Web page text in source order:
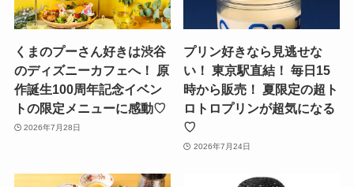
くまのプーさん好きは渋谷
のディズニーカフェへ！ 原
作誕生100周年記念イベン
トの限定メニューに感動♡
2026年7月28日
プリン好きなら見逃せな
い！ 東京駅直結！ 毎日15
時から販売！ 夏限定の超ト
ロトロプリンが超気になる
♡
2026年7月24日